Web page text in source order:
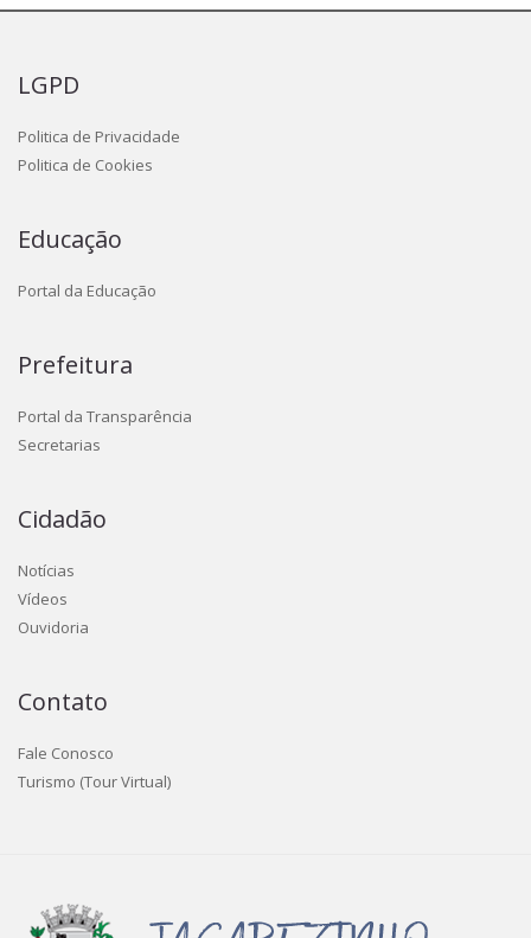
LGPD
Politica de Privacidade
Politica de Cookies
Educação
Portal da Educação
Prefeitura
Portal da Transparência
Secretarias
Cidadão
Notícias
Vídeos
Ouvidoria
Contato
Fale Conosco
Turismo (Tour Virtual)